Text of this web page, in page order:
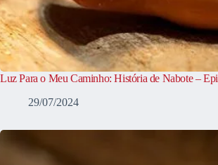
Luz Para o Meu Caminho: História de Nabote –
29/07/2024